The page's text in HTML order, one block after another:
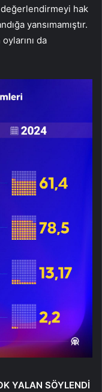
değerlendirmeyi hak
yansımamıştır.
da
YALAN SÖYLENDİ